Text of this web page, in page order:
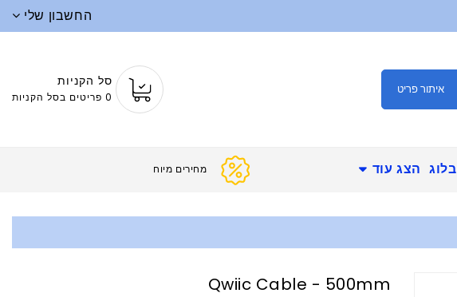
החשבון שלי
איתור פריט
סל הקניות
0 פריטים בסל הקניות
בלוג הצג עוד מחירים
Qwiic Cable - 500mm